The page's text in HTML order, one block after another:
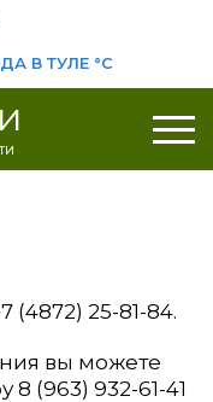
В ТУЛЕ °C
(4872) 25-81-84.
вы можете
(963) 932-61-41